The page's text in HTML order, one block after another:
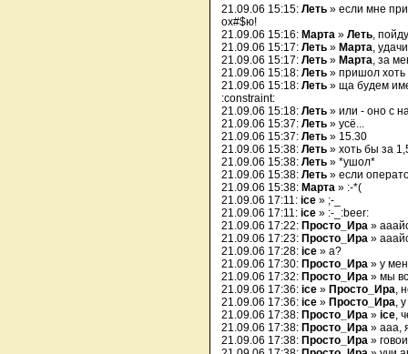
21.09.06 15:15: Леть » если мне
ох#$ю!
21.09.06 15:16: Марта » Леть,
21.09.06 15:17: Леть » Марта,
21.09.06 15:17: Леть » Марта, за
21.09.06 15:18: Леть » пришол хоть
21.09.06 15:18: Леть » ща будем
:constraint:
21.09.06 15:18: Леть » или - оно с
21.09.06 15:37: Леть » усё...
21.09.06 15:37: Леть » 15.30
21.09.06 15:38: Леть » хоть бы за
21.09.06 15:38: Леть » *ушол*
21.09.06 15:38: Леть » если
21.09.06 15:38: Марта » :-*(
21.09.06 17:11: ice » ;-_
21.09.06 17:11: ice » :-_:beer:
21.09.06 17:22: Просто_Ира »
21.09.06 17:23: Просто_Ира »
21.09.06 17:28: ice » а?
21.09.06 17:30: Просто_Ира » у
21.09.06 17:32: Просто_Ира » мы
21.09.06 17:36: ice » Просто_Ира,
21.09.06 17:36: ice » Просто_Ира,
21.09.06 17:38: Просто_Ира » ice,
21.09.06 17:38: Просто_Ира » ааа,
21.09.06 17:38: Просто_Ира »